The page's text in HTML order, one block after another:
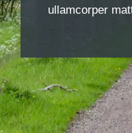
ullamcorper